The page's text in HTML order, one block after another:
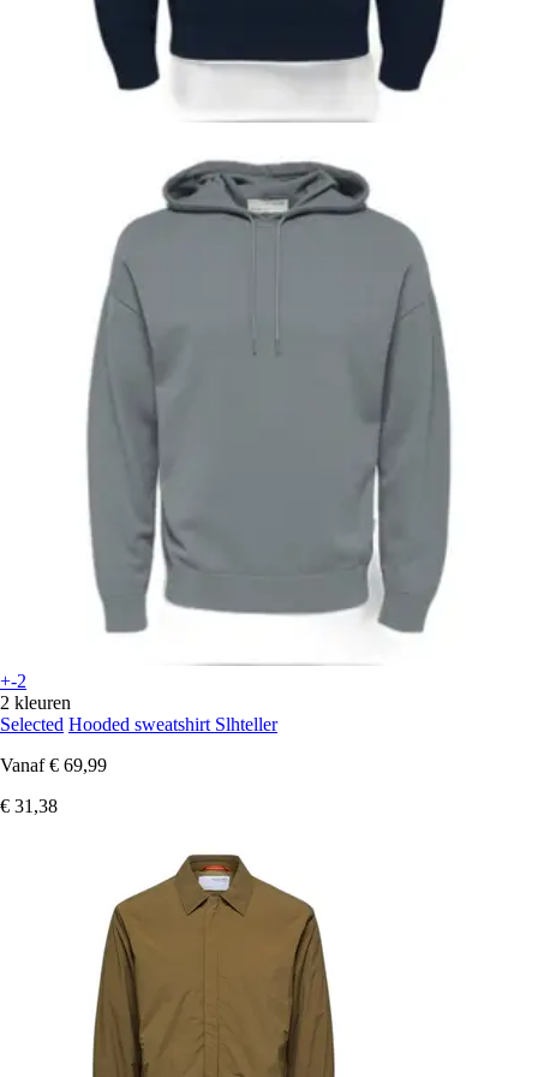
+-2
2 kleuren
Selected Hooded sweatshirt Slhteller
Vanaf € 69,99
€ 31,38